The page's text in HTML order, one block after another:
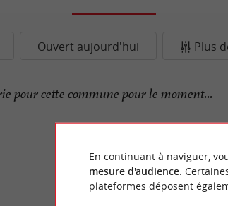
Ouvert aujourd'hui Plus
pour cette commune pour le moment...
En continuant à naviguer,
mesure d'audience.
plateformes déposent